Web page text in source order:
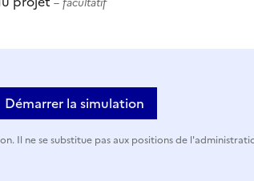
Démarrer la simulation
Il ne se substitue pas aux positions de